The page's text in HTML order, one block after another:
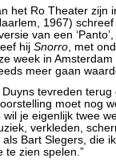
het Ro Theater zijn
1967)
van een
hij Snorro, met
week in Amsterdam
meer gaan
tevreden
moet nog
je eigenlijk twee
verkleden,
Bart Slegers, die
te zien spelen.”